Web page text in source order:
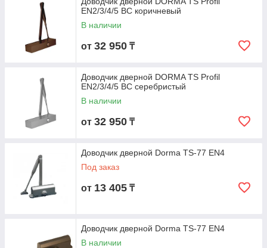
EN2/3/4/5 BC коричневый
В наличии
от 32 950 ₸
Доводчик дверной DORMA TS Profil
EN2/3/4/5 BC серебристый
В наличии
от 32 950 ₸
Доводчик дверной Dorma TS-77 EN4
Под заказ
от 13 405 ₸
Доводчик дверной Dorma TS-77 EN4
В наличии